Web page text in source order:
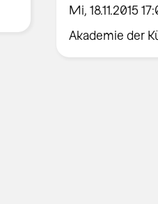
Mi, 18.11.2015
Akademie der